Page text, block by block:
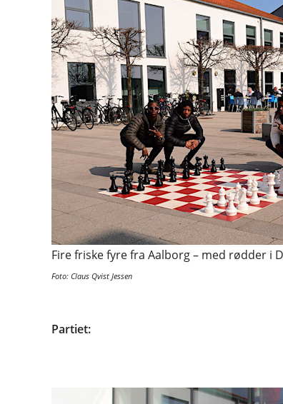
Fire friske fyre fra Aalborg – med rødder i
Foto: Claus Qvist Jessen
Partiet: